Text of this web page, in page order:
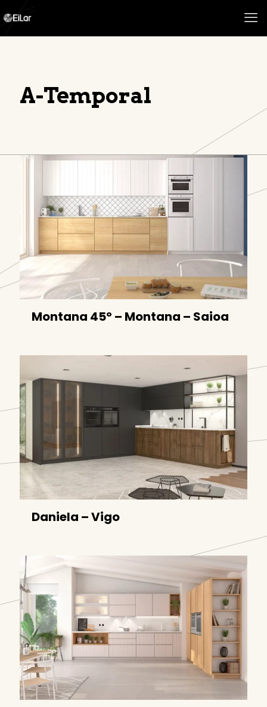
A-Temporal
Montana 45º – Montana – Saioa
Daniela – Vigo